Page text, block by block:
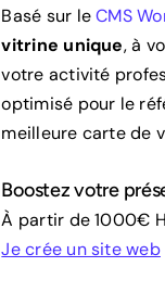
Basé sur leCMS
vitrine unique, à
votre activité
optimisé pour le
meilleure carte de
Boostez votre
À partir de 1000€
Je crée un site web